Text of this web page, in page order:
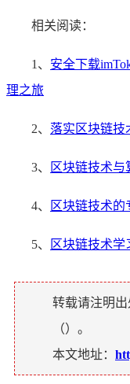
相关阅读：
1、 安全下载
理之旅
2、 落实区块链技
3、 区块链技术
4、 区块链技术
5、 区块链技术
转载请注明出
（）。
本文地址：